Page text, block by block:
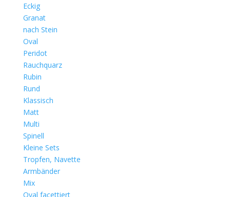
Eckig
Granat
nach Stein
Oval
Peridot
Rauchquarz
Rubin
Rund
Klassisch
Matt
Multi
Spinell
Kleine Sets
Tropfen, Navette
Armbänder
Mix
Oval facettiert